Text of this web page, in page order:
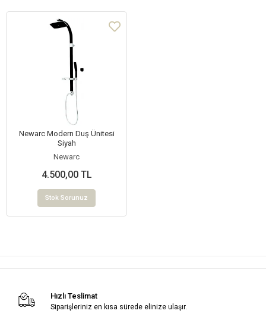
Newarc Modern Duş Ünitesi
Siyah
Newarc
4.500,00 TL
Stok Sorunuz
Hızlı Teslimat
Siparişleriniz en kısa sürede elinize ulaşır.